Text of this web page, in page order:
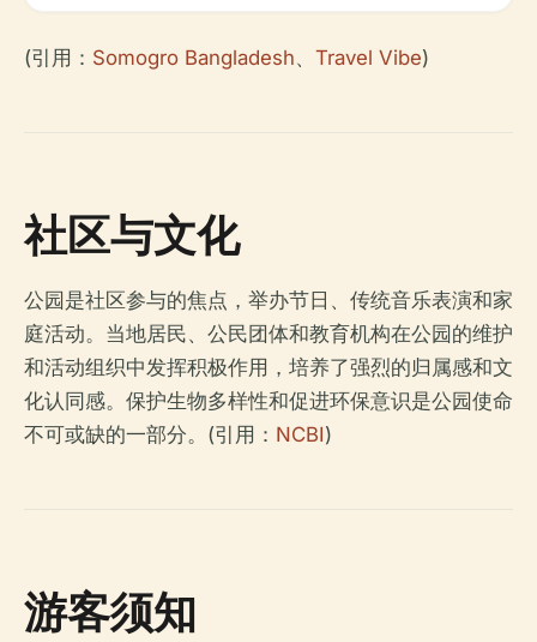
(引用： Somogro Bangladesh、 Travel Vibe)
社区与文化
公园是社区参与的焦点，举办节日、传统音乐表演和家
庭活动。当地居民、公民团体和教育机构在公园的维护
和活动组织中发挥积极作用，培养了强烈的归属感和文
化认同感。保护生物多样性和促进环保意识是公园使命
不可或缺的一部分。(引用： NCBI)
游客须知